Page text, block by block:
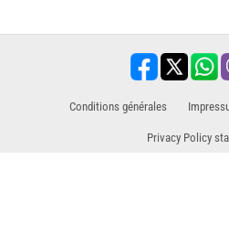
Conditions générales
Privacy Policy